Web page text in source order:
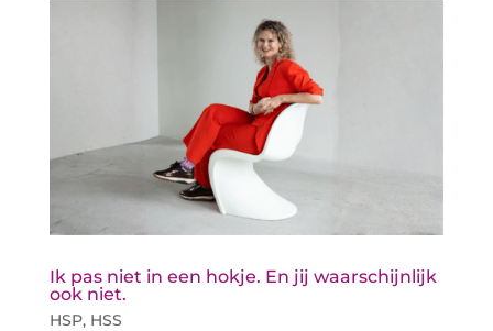
Ik pas niet in een hokje. En jij waarschijnlijk
ook niet.
HSP, HSS